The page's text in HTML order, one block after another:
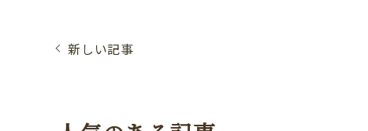
新しい記事